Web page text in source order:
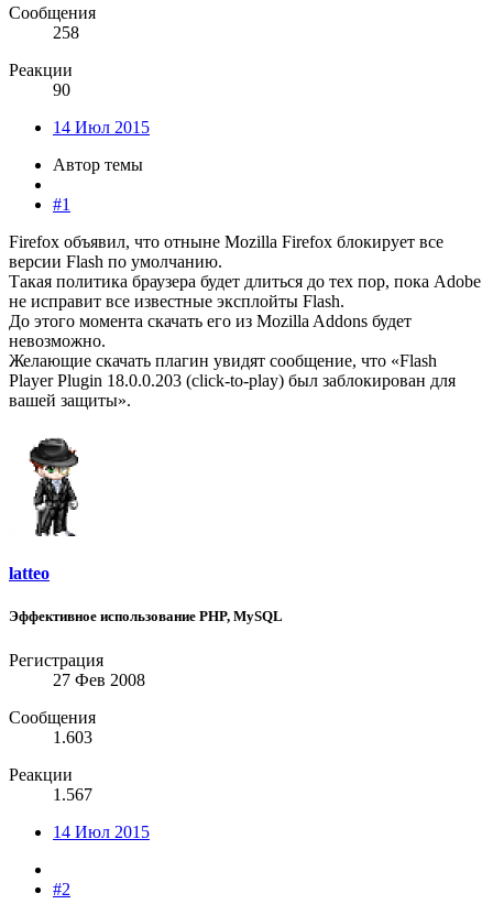
Сообщения
258
Реакции
90
14 Июл 2015
Автор темы
#1
Firefox объявил, что отныне Mozilla Firefox блокирует все
версии Flash по умолчанию.
Такая политика браузера будет длиться до тех пор, пока Adobe
не исправит все известные эксплойты Flash.
До этого момента скачать его из Mozilla Addons будет
невозможно.
Желающие скачать плагин увидят сообщение, что «Flash
Player Plugin 18.0.0.203 (click-to-play) был заблокирован для
вашей защиты».
latteo
Эффективное использование PHP, MySQL
Регистрация
27 Фев 2008
Сообщения
1.603
Реакции
1.567
14 Июл 2015
#2